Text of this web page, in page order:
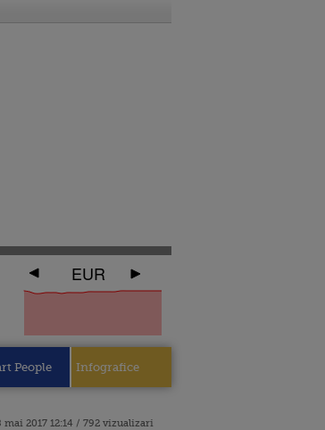
EUR
People Infografice
mai 2017 12:14 / 792 vizualizari